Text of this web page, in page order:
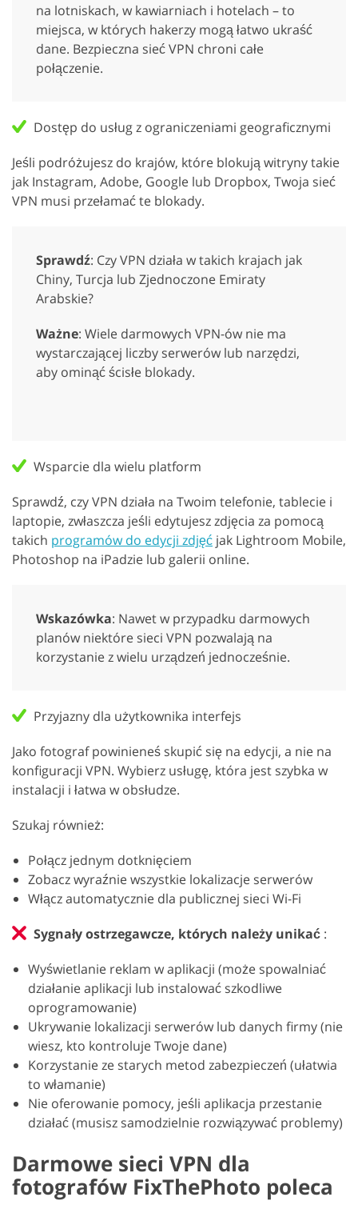
na lotniskach, w kawiarniach i hotelach – to
miejsca, w których hakerzy mogą łatwo ukraść
dane. Bezpieczna sieć VPN chroni całe
połączenie.
Dostęp do usług z ograniczeniami geograficznymi
Jeśli podróżujesz do krajów, które blokują witryny takie
jak Instagram, Adobe, Google lub Dropbox, Twoja sieć
VPN musi przełamać te blokady.
Sprawdź: Czy VPN działa w takich krajach jak
Chiny, Turcja lub Zjednoczone Emiraty
Arabskie?
Ważne: Wiele darmowych VPN-ów nie ma
wystarczającej liczby serwerów lub narzędzi,
aby ominąć ścisłe blokady.
Wsparcie dla wielu platform
Sprawdź, czy VPN działa na Twoim telefonie, tablecie i
laptopie, zwłaszcza jeśli edytujesz zdjęcia za pomocą
takich programów do edycji zdjęć jak Lightroom Mobile,
Photoshop na iPadzie lub galerii online.
Wskazówka: Nawet w przypadku darmowych
planów niektóre sieci VPN pozwalają na
korzystanie z wielu urządzeń jednocześnie.
Przyjazny dla użytkownika interfejs
Jako fotograf powinieneś skupić się na edycji, a nie na
konfiguracji VPN. Wybierz usługę, która jest szybka w
instalacji i łatwa w obsłudze.
Szukaj również:
Połącz jednym dotknięciem
Zobacz wyraźnie wszystkie lokalizacje serwerów
Włącz automatycznie dla publicznej sieci Wi-Fi
Sygnały ostrzegawcze, których należy unikać :
Wyświetlanie reklam w aplikacji (może spowalniać
działanie aplikacji lub instalować szkodliwe
oprogramowanie)
Ukrywanie lokalizacji serwerów lub danych firmy (nie
wiesz, kto kontroluje Twoje dane)
Korzystanie ze starych metod zabezpieczeń (ułatwia
to włamanie)
Nie oferowanie pomocy, jeśli aplikacja przestanie
działać (musisz samodzielnie rozwiązywać problemy)
Darmowe sieci VPN dla
fotografów FixThePhoto poleca